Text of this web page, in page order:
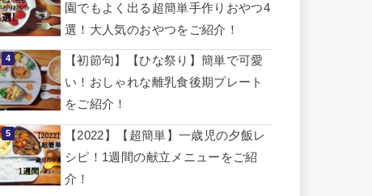
園でもよく出る超簡単手作りおやつ4
選！大人気のおやつをご紹介！
【初節句】【ひな祭り】簡単で可愛
い！おしゃれな離乳食後期プレート
をご紹介！
【2022】【超簡単】一歳児の夕飯レ
シピ！1週間の献立メニューをご紹
介！